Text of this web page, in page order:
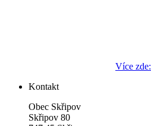
Více zde:
Kontakt
Obec Skřipov
Skřipov 80